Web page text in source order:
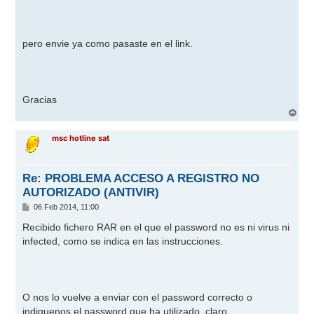
pero envie ya como pasaste en el link.
Gracias
r
msc hotline sat
Re: PROBLEMA ACCESO A REGISTRO NO
AUTORIZADO (ANTIVIR)
M
n
s
a
06 Feb 2014, 11:00
Recibido fichero RAR en el que el password no es ni virus ni
infected, como se indica en las instrucciones.
O nos lo vuelve a enviar con el password correcto o
indiquenos el password que ha utilizado, claro.